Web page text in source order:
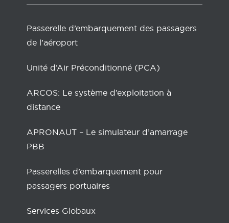
Passerelle d’embarquement des passagers
de l’aéroport
Unité d’Air Préconditionné (PCA)
ARCOS: Le système d’exploitation à
distance
APRONAUT – Le simulateur d’amarrage
PBB
Passerelles d’embarquement pour
passagers portuaires
Services Globaux